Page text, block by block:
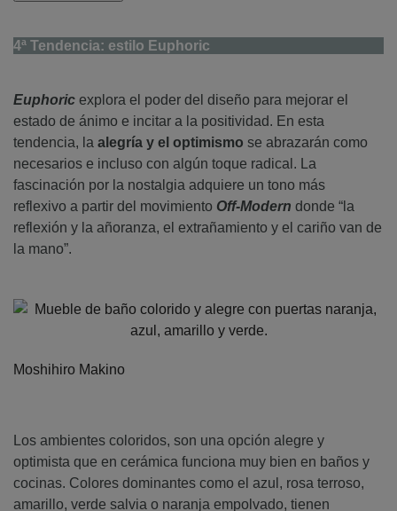
4ª Tendencia: estilo Euphoric
Euphoric explora el poder del diseño para mejorar el
estado de ánimo e incitar a la positividad. En esta
tendencia, la alegría y el optimismo se abrazarán como
necesarios e incluso con algún toque radical. La
fascinación por la nostalgia adquiere un tono más
reflexivo a partir del movimiento Off-Modern donde “la
reflexión y la añoranza, el extrañamiento y el cariño van de
la mano”.
Moshihiro Makino
Los ambientes coloridos, son una opción alegre y
optimista que en cerámica funciona muy bien en baños y
cocinas. Colores dominantes como el azul, rosa terroso,
amarillo, verde salvia o naranja empolvado, tienen